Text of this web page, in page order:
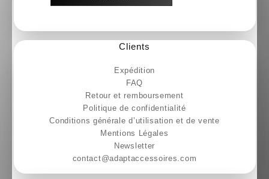
Clients
Expédition
FAQ
Retour et remboursement
Politique de confidentialité
Conditions générale d’utilisation et de vente
Mentions Légales
Newsletter
contact@adaptaccessoires.com